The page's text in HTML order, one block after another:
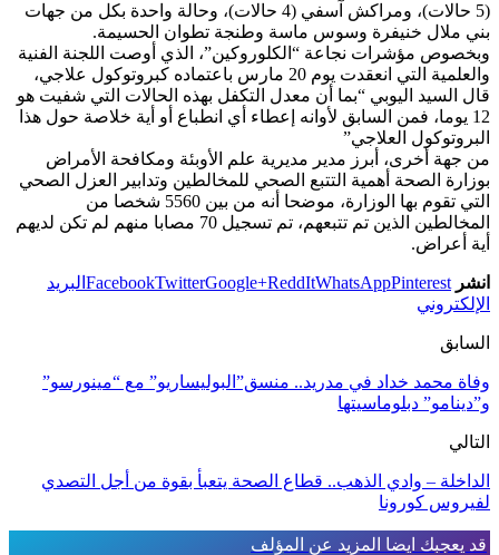
(5 حالات)، ومراكش آسفي (4 حالات)، وحالة واحدة بكل من جهات
بني ملال خنيفرة وسوس ماسة وطنجة تطوان الحسيمة.
وبخصوص مؤشرات نجاعة “الكلوروكين”، الذي أوصت اللجنة الفنية
والعلمية التي انعقدت يوم 20 مارس باعتماده كبروتوكول علاجي،
قال السيد اليوبي “بما أن معدل التكفل بهذه الحالات التي شفيت هو
12 يوما، فمن السابق لأوانه إعطاء أي انطباع أو أية خلاصة حول هذا
البروتوكول العلاجي”
من جهة أخرى، أبرز مدير مديرية علم الأوبئة ومكافحة الأمراض
بوزارة الصحة أهمية التتبع الصحي للمخالطين وتدابير العزل الصحي
التي تقوم بها الوزارة، موضحا أنه من بين 5560 شخصا من
المخالطين الذين تم تتبعهم، تم تسجيل 70 مصابا منهم لم تكن لديهم
أية أعراض.
انشر FacebookTwitterGoogle+ReddItWhatsAppPinterest
البريد
الإلكتروني
السابق
وفاة محمد خداد في مدريد.. منسق”البوليساريو” مع “مينورسو”
و”دينامو” دبلوماسيتها
التالي
الداخلة – وادي الذهب.. قطاع الصحة يتعبأ بقوة من أجل التصدي
لفيروس كورونا
قد يعجبك ايضا المزيد عن المؤلف